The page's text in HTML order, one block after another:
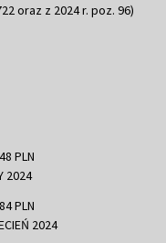
oraz z 2024 r. poz. 96)
PLN
2024
PLN
2024